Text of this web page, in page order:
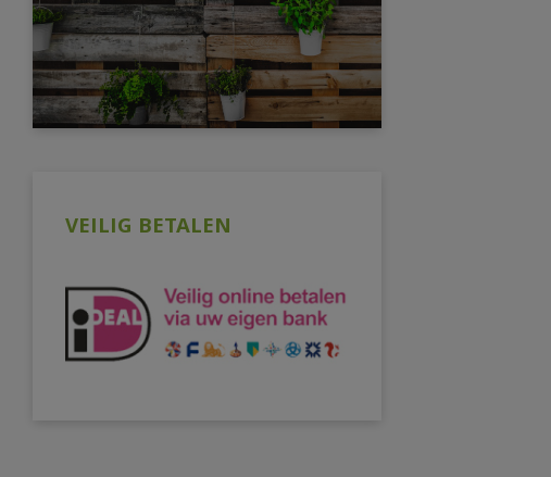
VEILIG BETALEN